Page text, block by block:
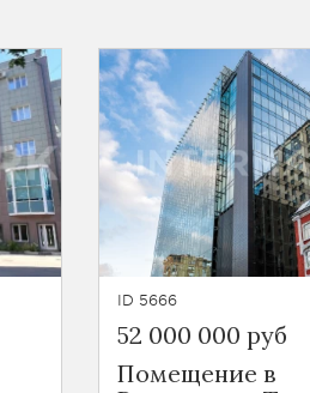
ID 5666
52 000 000 руб
Помещение в